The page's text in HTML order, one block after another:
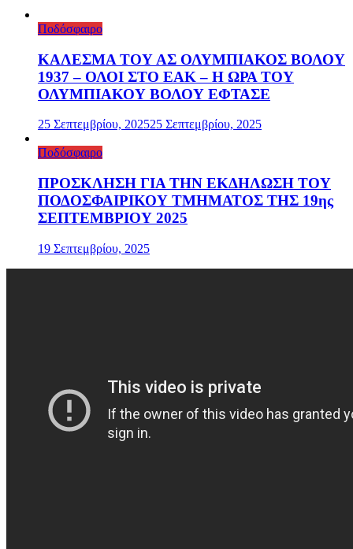
Ποδόσφαιρο
ΚΑΛΕΣΜΑ ΤΟΥ ΑΣ ΟΛΥΜΠΙΑΚΟΣ ΒΟΛΟΥ
1937 – ΟΛΟΙ ΣΤΟ ΕΑΚ – Η ΩΡΑ ΤΟΥ
ΟΛΥΜΠΙΑΚΟΥ ΒΟΛΟΥ ΕΦΤΑΣΕ
25 Σεπτεμβρίου, 202525 Σεπτεμβρίου, 2025
Ποδόσφαιρο
ΠΡΟΣΚΛΗΣΗ ΓΙΑ ΤΗΝ ΕΚΔΗΛΩΣΗ ΤΟΥ
ΠΟΔΟΣΦΑΙΡΙΚΟΥ ΤΜΗΜΑΤΟΣ ΤΗΣ 19ης
ΣΕΠΤΕΜΒΡΙΟΥ 2025
19 Σεπτεμβρίου, 2025